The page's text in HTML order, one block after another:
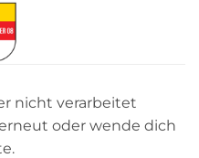
nicht verarbeitet
oder wende dich